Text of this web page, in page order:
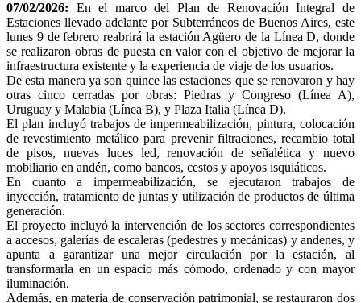
07/02/2026: En el marco del Plan de Renovación Integral de
Estaciones llevado adelante por Subterráneos de Buenos Aires, este
lunes 9 de febrero reabrirá la estación Agüero de la Línea D, donde
se realizaron obras de puesta en valor con el objetivo de mejorar la
infraestructura existente y la experiencia de viaje de los usuarios.
De esta manera ya son quince las estaciones que se renovaron y hay
otras cinco cerradas por obras: Piedras y Congreso (Línea A),
Uruguay y Malabia (Línea B), y Plaza Italia (Línea D).
El plan incluyó trabajos de impermeabilización, pintura, colocación
de revestimiento metálico para prevenir filtraciones, recambio total
de pisos, nuevas luces led, renovación de señalética y nuevo
mobiliario en andén, como bancos, cestos y apoyos isquiáticos.
En cuanto a impermeabilización, se ejecutaron trabajos de
inyección, tratamiento de juntas y utilización de productos de última
generación.
El proyecto incluyó la intervención de los sectores correspondientes
a accesos, galerías de escaleras (pedestres y mecánicas) y andenes, y
apunta a garantizar una mejor circulación por la estación, al
transformarla en un espacio más cómodo, ordenado y con mayor
iluminación.
Además, en materia de conservación patrimonial, se restauraron dos